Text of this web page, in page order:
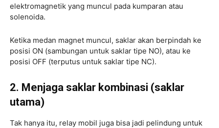
elektromagnetik yang muncul pada kumparan atau
solenoida.
Ketika medan magnet muncul, saklar akan berpindah ke
posisi ON (sambungan untuk saklar tipe NO), atau ke
posisi OFF (terputus untuk saklar tipe NC).
2. Menjaga saklar kombinasi (saklar
utama)
Tak hanya itu, relay mobil juga bisa jadi pelindung untuk